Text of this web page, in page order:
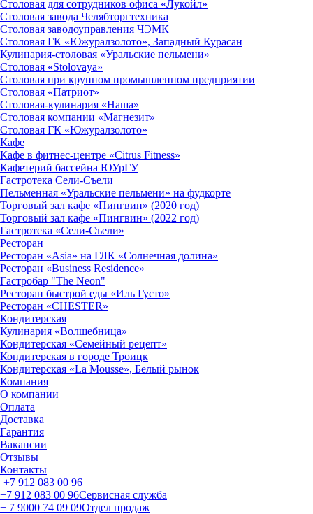
Столовая для сотрудников офиса «Лукойл»
Столовая завода Челябторгтехника
Столовая заводоуправления ЧЭМК
Столовая ГК «Южуралзолото», Западный Курасан
Кулинария-столовая «Уральские пельмени»
Столовая «Stolovaya»
Столовая при крупном промышленном предприятии
Столовая «Патриот»
Столовая-кулинария «Наша»
Столовая компании «Магнезит»
Столовая ГК «Южуралзолото»
Кафе
Кафе в фитнес-центре «Citrus Fitness»
Кафетерий бассейна ЮУрГУ
Гастротека Сели-Съели
Пельменная «Уральские пельмени» на фудкорте
Торговый зал кафе «Пингвин» (2020 год)
Торговый зал кафе «Пингвин» (2022 год)
Гастротека «Сели-Съели»
Ресторан
Ресторан «Asia» на ГЛК «Солнечная долина»
Ресторан «Business Residence»
Гастробар "The Neon"
Ресторан быстрой еды «Иль Густо»
Ресторан «CHESTER»
Кондитерская
Кулинария «Волшебница»
Кондитерская «Семейный рецепт»
Кондитерская в городе Троицк
Кондитерская «La Mousse», Белый рынок
Компания
О компании
Оплата
Доставка
Гарантия
Вакансии
Отзывы
Контакты
+7 912 083 00 96
+7 912 083 00 96Сервисная служба
+ 7 9000 74 09 09Отдел продаж